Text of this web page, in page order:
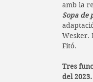
amb la
Sopa de
Wesker.
Fitó.
Tres
del 2023.